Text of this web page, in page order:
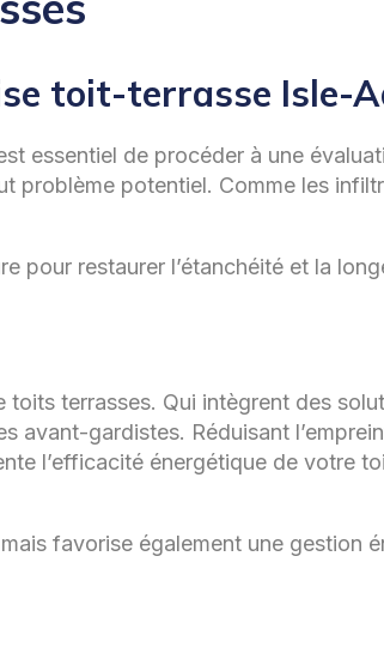
toit-terrasse Isle-
essentiel de procéder à une
potentiel. Comme les
pour restaurer l’étanchéité et la
terrasses. Qui intègrent des
avant-gardistes. Réduisant
l’efficacité énergétique de votre
favorise également une gestion